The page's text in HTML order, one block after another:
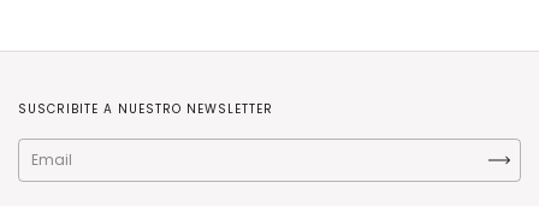
SUSCRIBITE A NUESTRO NEWSLETTER